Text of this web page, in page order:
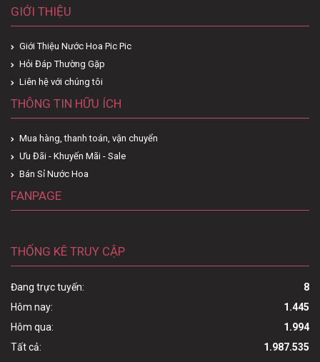
GIỚI THIỆU
Giới Thiệu Nước Hoa Pic Pic
Hỏi Đáp Thường Gặp
Liên hệ với chúng tôi
THÔNG TIN HỮU ÍCH
Mua hàng, thanh toán, vận chuyển
Ưu Đãi - Khuyến Mãi - Sale
Bán Sỉ Nước Hoa
FANPAGE
THỐNG KÊ TRUY CẬP
Đang trực tuyến:
8
Hôm nay:
1.445
Hôm qua:
1.994
Tất cả:
1.987.535